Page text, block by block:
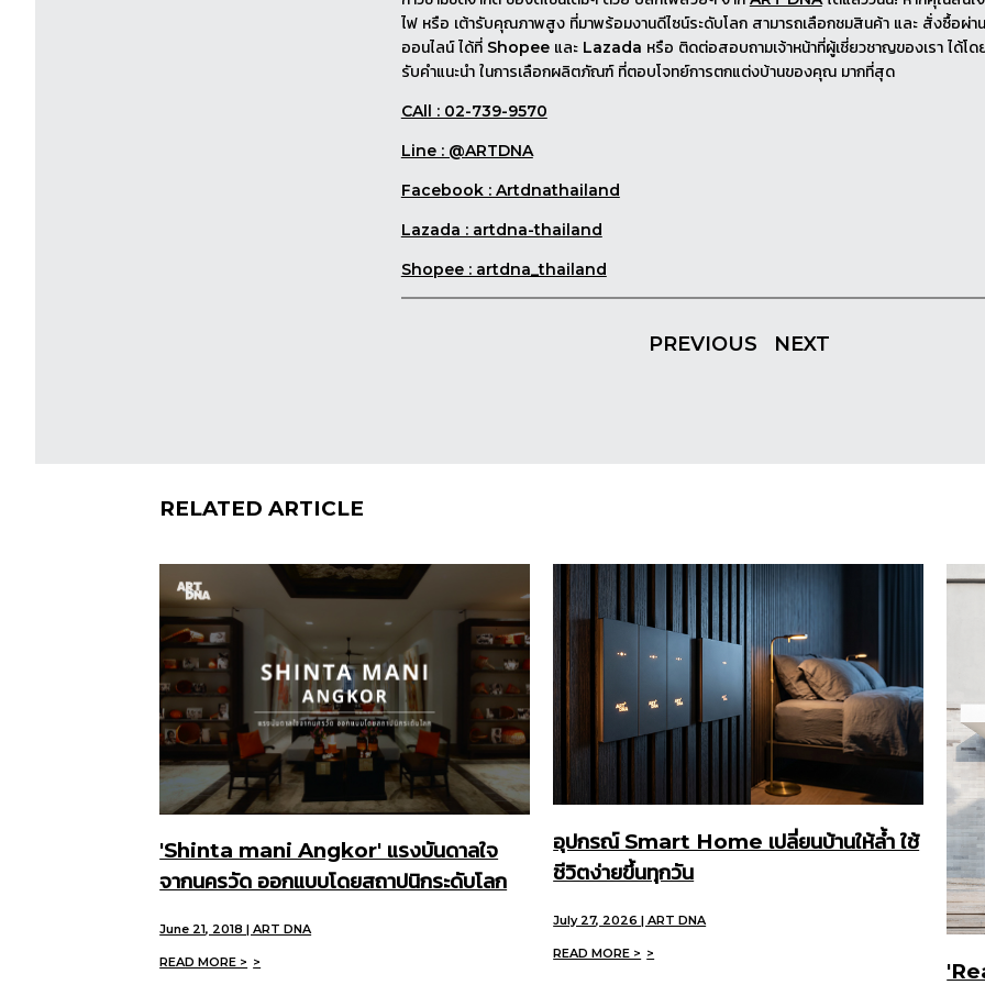
ไฟ หรือ เต้ารับคุณภาพสูง ที่มาพร้อมงานดีไซน์ระดับโลก สามารถเลือกชมสินค้า และ สั่งซื้อผ่า
ออนไลน์ ได้ที่ Shopee และ Lazada หรือ ติดต่อสอบถามเจ้าหน้าที่ผู้เชี่ยวชาญของเรา ได้โด
รับคำแนะนำ ในการเลือกผลิตภัณฑ์ ที่ตอบโจทย์การตกแต่งบ้านของคุณ มากที่สุด
CAll : 02-739-9570
Line : @ARTDNA
Facebook : Artdnathailand
Lazada : artdna-thailand
Shopee : artdna_thailand
PREVIOUS NEXT
RELATED ARTICLE
'Shinta mani Angkor' แรงบันดาลใจ
จากนครวัด ออกแบบโดยสถาปนิกระดับโลก
June 21, 2018 | ART DNA
READ MORE >
อุปกรณ์ Smart Home เปลี่ยนบ้านให้ล้ำ ใช้
ชีวิตง่ายขึ้นทุกวัน
July 27, 2026 | ART DNA
READ MORE >